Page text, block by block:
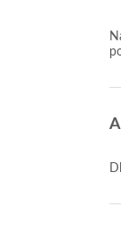
Najneskorší let z Letisko Houari Boumediene do Nnamdi Azikiwe International Airport so spoločnosťou Air Algerie odlieta o 19:30. Tento letový poriadok si môžete pozrieť a